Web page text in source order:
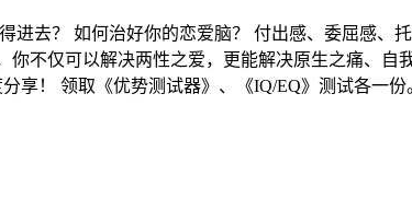
进去？ 如何治好你的恋爱脑？ 付出感、委屈感、
不仅可以解决两性之爱，更能解决原生之痛、自
享！ 领取《优势测试器》、《IQ/EQ》测试各一份